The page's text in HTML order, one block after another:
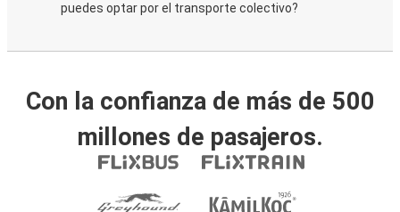
puedes optar por el transporte colectivo?
Con la confianza de más de 500
millones de pasajeros.